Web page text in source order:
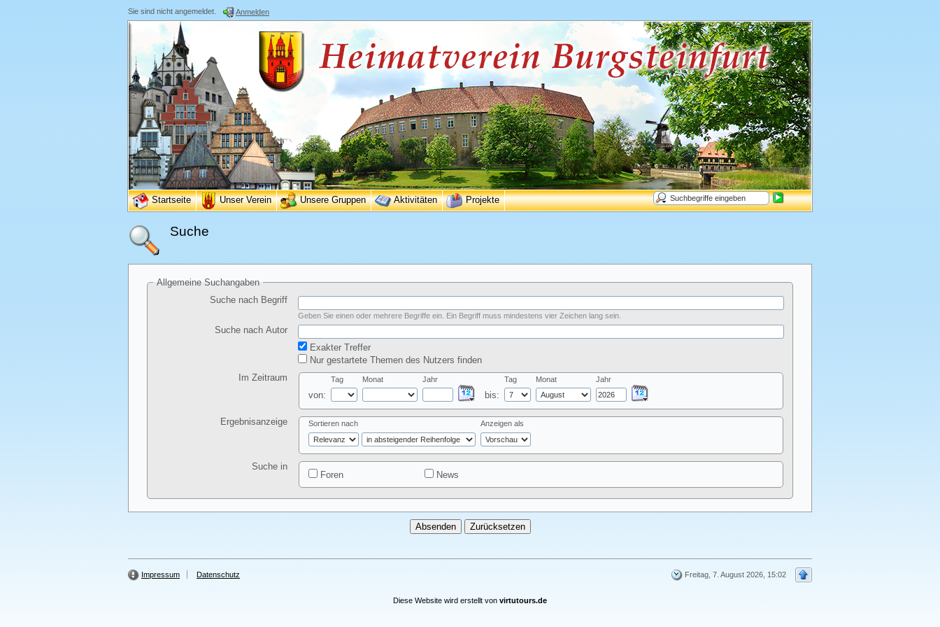
Sie sind nicht angemeldet. Anmelden
Startseite Unser Verein Unsere Gruppen Aktivitäten Projekte
Suche
Allgemeine Suchangaben
Suche nach Begriff
Geben Sie einen oder mehrere Begriffe ein. Ein Begriff muss mindestens vier Zeichen lang sein.
Suche nach Autor
Exakter Treffer
Nur gestartete Themen des Nutzers finden
Im Zeitraum
von:
Tag Monat Jahr
bis:
Tag Monat Jahr
Ergebnisanzeige Sortieren nach Anzeigen als
Suche in
Foren
News
Impressum Datenschutz Freitag, 7. August 2026, 15:02
Diese Website wird erstellt von virtutours.de